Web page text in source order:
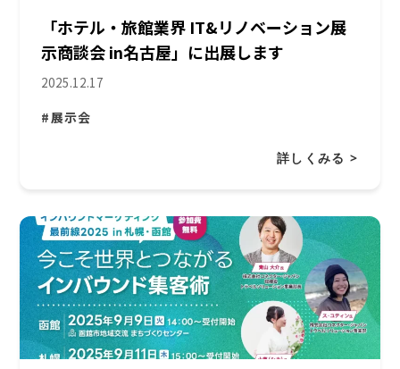
「ホテル・旅館業界 IT&リノベーション展
示商談会 in名古屋」に出展します
2025.12.17
#展示会
詳しくみる >